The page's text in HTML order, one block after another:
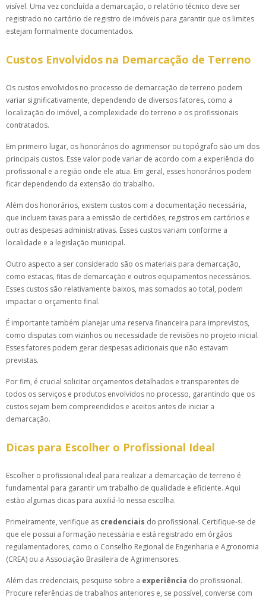
visível. Uma vez concluída a demarcação, o relatório técnico deve ser
registrado no cartório de registro de imóveis para garantir que os limites
estejam formalmente documentados.
Custos Envolvidos na Demarcação de Terreno
Os custos envolvidos no processo de demarcação de terreno podem
variar significativamente, dependendo de diversos fatores, como a
localização do imóvel, a complexidade do terreno e os profissionais
contratados.
Em primeiro lugar, os honorários do agrimensor ou topógrafo são um dos
principais custos. Esse valor pode variar de acordo com a experiência do
profissional e a região onde ele atua. Em geral, esses honorários podem
ficar dependendo da extensão do trabalho.
Além dos honorários, existem custos com a documentação necessária,
que incluem taxas para a emissão de certidões, registros em cartórios e
outras despesas administrativas. Esses custos variam conforme a
localidade e a legislação municipal.
Outro aspecto a ser considerado são os materiais para demarcação,
como estacas, fitas de demarcação e outros equipamentos necessários.
Esses custos são relativamente baixos, mas somados ao total, podem
impactar o orçamento final.
É importante também planejar uma reserva financeira para imprevistos,
como disputas com vizinhos ou necessidade de revisões no projeto inicial.
Esses fatores podem gerar despesas adicionais que não estavam
previstas.
Por fim, é crucial solicitar orçamentos detalhados e transparentes de
todos os serviços e produtos envolvidos no processo, garantindo que os
custos sejam bem compreendidos e aceitos antes de iniciar a
demarcação.
Dicas para Escolher o Profissional Ideal
Escolher o profissional ideal para realizar a demarcação de terreno é
fundamental para garantir um trabalho de qualidade e eficiente. Aqui
estão algumas dicas para auxiliá-lo nessa escolha.
Primeiramente, verifique as credenciais do profissional. Certifique-se de
que ele possui a formação necessária e está registrado em órgãos
regulamentadores, como o Conselho Regional de Engenharia e Agronomia
(CREA) ou a Associação Brasileira de Agrimensores.
Além das credenciais, pesquise sobre a experiência do profissional.
Procure referências de trabalhos anteriores e, se possível, converse com